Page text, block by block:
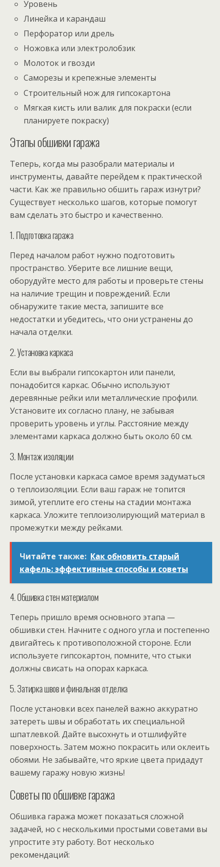
Уровень
Линейка и карандаш
Перфоратор или дрель
Ножовка или электролобзик
Молоток и гвозди
Саморезы и крепежные элементы
Строительный нож для гипсокартона
Мягкая кисть или валик для покраски (если
планируете покраску)
Этапы обшивки гаража
Теперь, когда мы разобрали материалы и
инструменты, давайте перейдем к практической
части. Как же правильно обшить гараж изнутри?
Существует несколько шагов, которые помогут
вам сделать это быстро и качественно.
1. Подготовка гаража
Перед началом работ нужно подготовить
пространство. Уберите все лишние вещи,
оборудуйте место для работы и проверьте стены
на наличие трещин и повреждений. Если
обнаружите такие места, запишите все
недостатки и убедитесь, что они устранены до
начала отделки.
2. Установка каркаса
Если вы выбрали гипсокартон или панели,
понадобится каркас. Обычно используют
деревянные рейки или металлические профили.
Установите их согласно плану, не забывая
проверить уровень и углы. Расстояние между
элементами каркаса должно быть около 60 см.
3. Монтаж изоляции
После установки каркаса самое время задуматься
о теплоизоляции. Если ваш гараж не топится
зимой, утеплите его стены на стадии монтажа
каркаса. Уложите теплоизолирующий материал в
промежутки между рейками.
Читайте также: Как обновить старый
кафель: эффективные способы и советы
4. Обшивка стен материалом
Теперь пришло время основного этапа —
обшивки стен. Начните с одного угла и постепенно
двигайтесь к противоположной стороне. Если
используете гипсокартон, помните, что стыки
должны свисать на опорах каркаса.
5. Затирка швов и финальная отделка
После установки всех панелей важно аккуратно
затереть швы и обработать их специальной
шпатлевкой. Дайте высохнуть и отшлифуйте
поверхность. Затем можно покрасить или оклеить
обоями. Не забывайте, что яркие цвета придадут
вашему гаражу новую жизнь!
Советы по обшивке гаража
Обшивка гаража может показаться сложной
задачей, но с несколькими простыми советами вы
упростите эту работу. Вот несколько
рекомендаций: